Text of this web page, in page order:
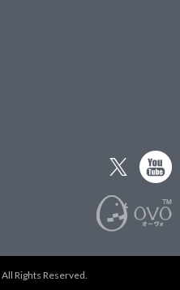
Rights Reserved.